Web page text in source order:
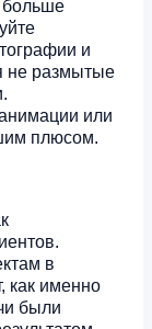
больше
и
не размытые
или
плюсом.
в
как именно
были